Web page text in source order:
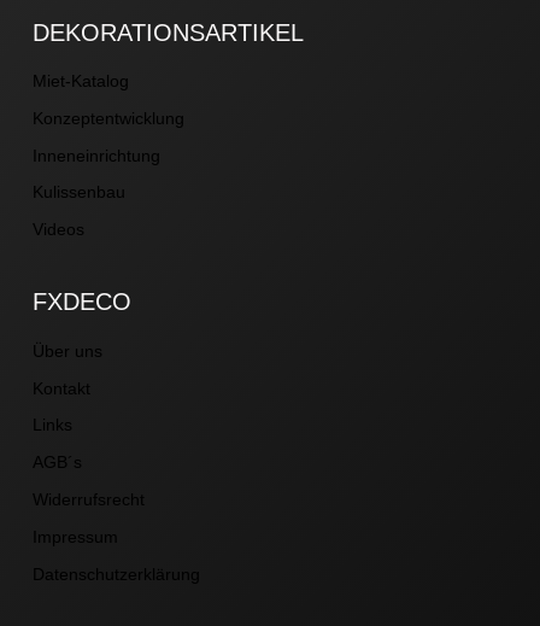
DEKORATIONSARTIKEL
Miet-Katalog
Konzeptentwicklung
Inneneinrichtung
Kulissenbau
Videos
FXDECO
Über uns
Kontakt
Links
AGB´s
Widerrufsrecht
Impressum
Datenschutzerklärung